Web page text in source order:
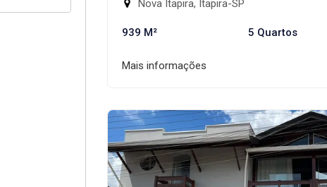
Nova Itapira, Itapira-SP
939 M² 5 Quartos
Mais informações